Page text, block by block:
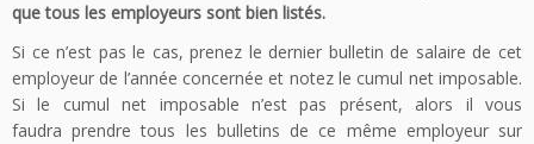
que tous les employeurs sont bien listés.
Si ce n’est pas le cas, prenez le dernier bulletin de salaire de cet
employeur de l’année concernée et notez le cumul net imposable.
Si le cumul net imposable n’est pas présent, alors il vous
faudra prendre tous les bulletins de ce même employeur sur